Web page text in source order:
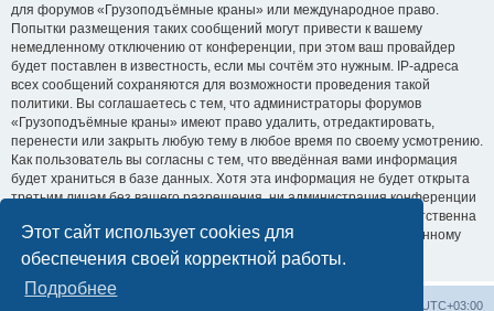
Этот сайт использует cookies для
обеспечения своей корректной работы.
Подробнее
для форумов «Грузоподъёмные краны» или международное право.
Попытки размещения таких сообщений могут привести к вашему
немедленному отключению от конференции, при этом ваш провайдер
будет поставлен в известность, если мы сочтём это нужным. IP-адреса
всех сообщений сохраняются для возможности проведения такой
политики. Вы соглашаетесь с тем, что администраторы форумов
«Грузоподъёмные краны» имеют право удалить, отредактировать,
перенести или закрыть любую тему в любое время по своему усмотрению.
Как пользователь вы согласны с тем, что введённая вами информация
будет храниться в базе данных. Хотя эта информация не будет открыта
третьим лицам без вашего разрешения, ни администрация конференции
«Грузоподъёмные краны», ни phpBB Limited не может быть ответственна
за действия хакеров, которые могут привести к несанкционированному
доступу к ней.
UTC+03:00